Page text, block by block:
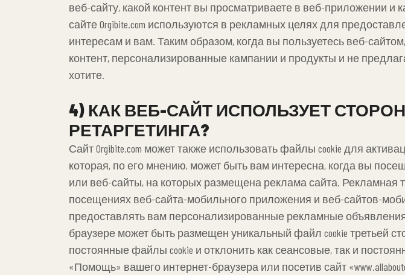
веб-сайту, какой контент вы просматриваете в веб-приложении
сайте Orgibite.com используются в рекламных целях для
интересам и вам. Таким образом, когда вы пользуетесь веб-
контент, персонализированные кампании и продукты и не
хотите.
4) КАК ВЕБ-САЙТ ИСПОЛЬЗУЕТ
РЕТАРГЕТИНГА?
Сайт Orgibite.com может также использовать файлы cookie для
которая, по его мнению, может быть вам интересна, когда вы
или веб-сайты, на которых размещена реклама сайта.
посещениях веб-сайта-мобильного приложения и веб-сайтов-
предоставлять вам персонализированные рекламные
браузере может быть размещен уникальный файл cookie третьей
постоянные файлы cookie и отклонить как сеансовые, так и
«Помощь» вашего интернет-браузера или посетив сайт